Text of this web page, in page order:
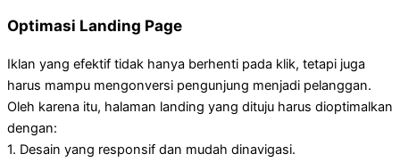
Optimasi Landing Page
Iklan yang efektif tidak hanya berhenti pada klik, tetapi juga
harus mampu mengonversi pengunjung menjadi pelanggan.
Oleh karena itu, halaman landing yang dituju harus dioptimalkan
dengan:
1. Desain yang responsif dan mudah dinavigasi.